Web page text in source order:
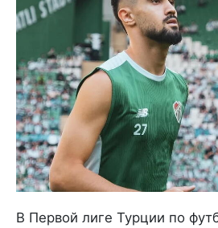
В Первой лиге Турции по